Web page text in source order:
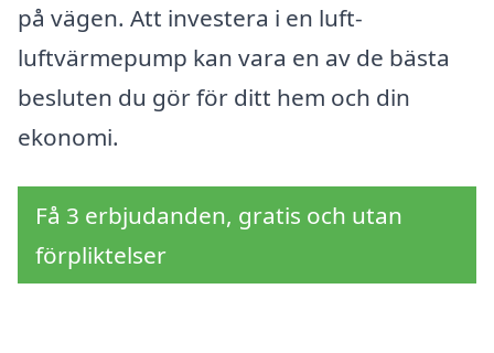
på vägen. Att investera i en luft-
luftvärmepump kan vara en av de bästa
besluten du gör för ditt hem och din
ekonomi.
Få 3 erbjudanden, gratis och utan
förpliktelser